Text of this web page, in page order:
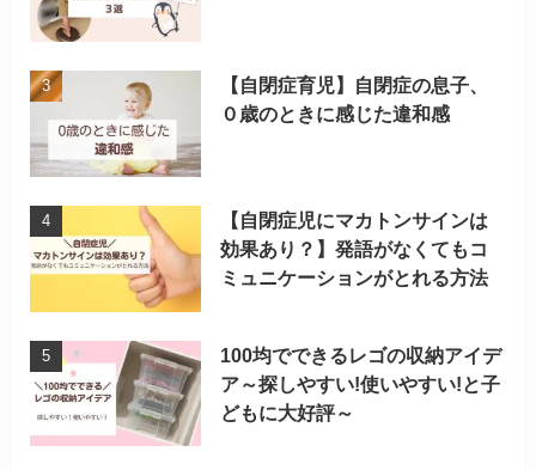
【自閉症育児】自閉症の息子、
０歳のときに感じた違和感
【自閉症児にマカトンサインは
効果あり？】発語がなくてもコ
ミュニケーションがとれる方法
100均でできるレゴの収納アイデ
ア～探しやすい!使いやすい!と子
どもに大好評～